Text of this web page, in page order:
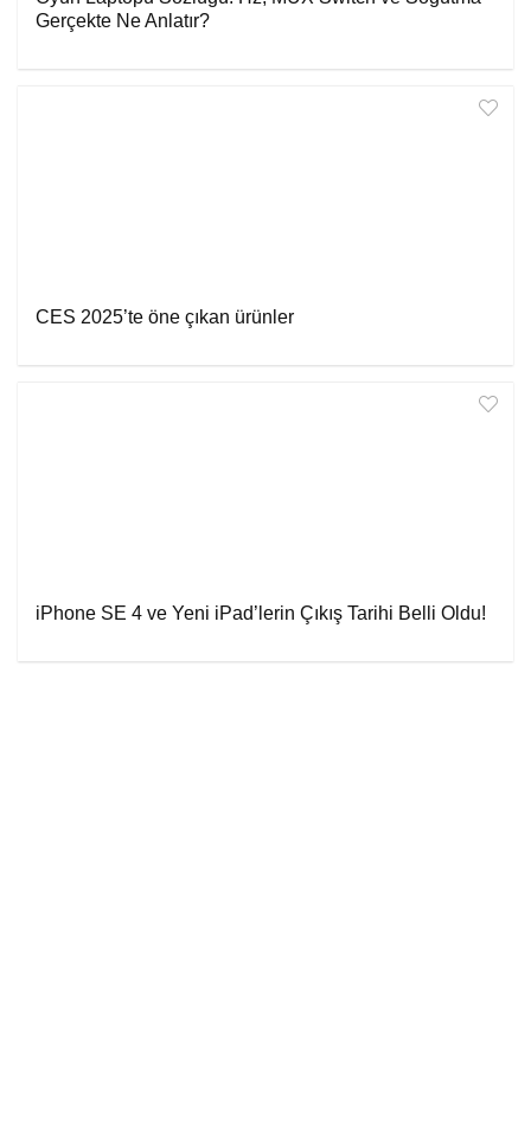
Gerçekte Ne Anlatır?
CES 2025’te öne çıkan ürünler
iPhone SE 4 ve Yeni iPad’lerin Çıkış Tarihi Belli Oldu!